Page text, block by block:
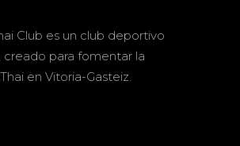
Club es un club deportivo
creado para fomentar la
en Vitoria-Gasteiz.